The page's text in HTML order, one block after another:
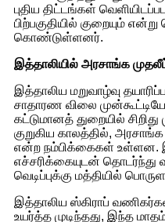
புதிய திட்டங்கள்
பிற்பகுதியில் குறையும்
கொண்டுள்ளனர்.
இத்தாலியில் அரசாங்க
இத்தாலிய மறுவாழ்வு
சாதாரண விலை
கட்டுமானத் துறையில்
குறுகிய காலத்தில்,
என்ற நம்பிக்கைகள் உள்ளன.
எச்சரிக்கையுடன் தொடர்ந்து
வெடிப்புக்கு மத்தியில்
இத்தாலிய ஸ்கிராப்
உயர்த்த முடிந்தது, இந்த